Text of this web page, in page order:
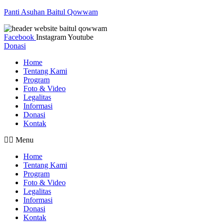
Panti Asuhan Baitul Qowwam
Facebook InstagramYoutube
Donasi
Home
Tentang Kami
Program
Foto & Video
Legalitas
Informasi
Donasi
Kontak
Menu
Home
Tentang Kami
Program
Foto & Video
Legalitas
Informasi
Donasi
Kontak